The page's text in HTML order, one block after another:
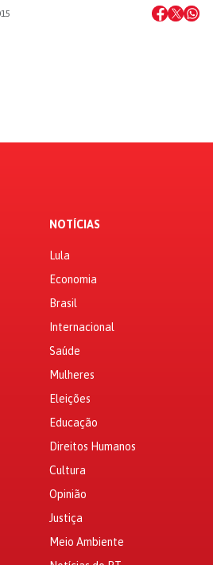
NOTÍCIAS
Lula
Economia
Brasil
Internacional
Saúde
Mulheres
Eleições
Educação
Direitos Humanos
Cultura
Opinião
Justiça
Meio Ambiente